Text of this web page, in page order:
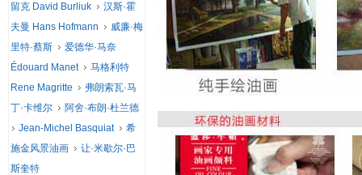
留克 David Burliuk
汉斯·霍
夫曼 Hans Hofmann
威廉·梅
里特·蔡斯
爱德华·马奈
Édouard Manet
马格利特
Rene Magritte
弗朗索瓦·马
丁·卡维尔
阿舍·布朗·杜兰德
Jean-Michel Basquiat
希
施金风景油画
让·米歇尔·巴
斯奎特